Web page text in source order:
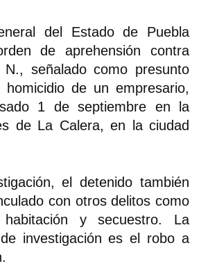
del Estado de Puebla
de aprehensión contra
N., señalado como presunto
de un empresario,
1 de septiembre en la
de La Calera, en la ciudad
el detenido también
con otros delitos como
y secuestro. La
investigación es el robo a